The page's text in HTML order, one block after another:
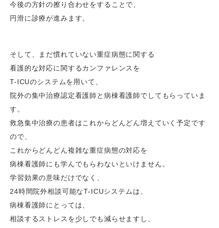
今後の方針の擦り合わせをすることで、
円滑に診療が進みます。
そして、まだ慣れていない重症病態に関する
看護的な対応に関するカンファレンスを
T-ICUのシステムを用いて、
院外の集中治療認定看護師と病棟看護師でしてもらっていま
す。
救急集中治療の患者はこれからどんどん増えていく予定です
ので、
これからどんどん複雑な重症病態の対応を
病棟看護師にも学んでもらわないといけません。
学習効果の意味だけでなく、
24時間院外相談可能なT-ICUシステムは、
病棟看護師にとっては、
相談するストレスを少しでも減らせますし、